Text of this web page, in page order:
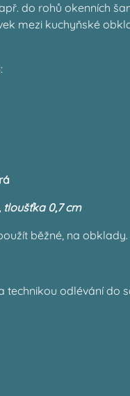
do rohů okenních
mezi kuchyňské
tloušťka 0,7 cm
běžné, na obklady.
technikou odlévání do